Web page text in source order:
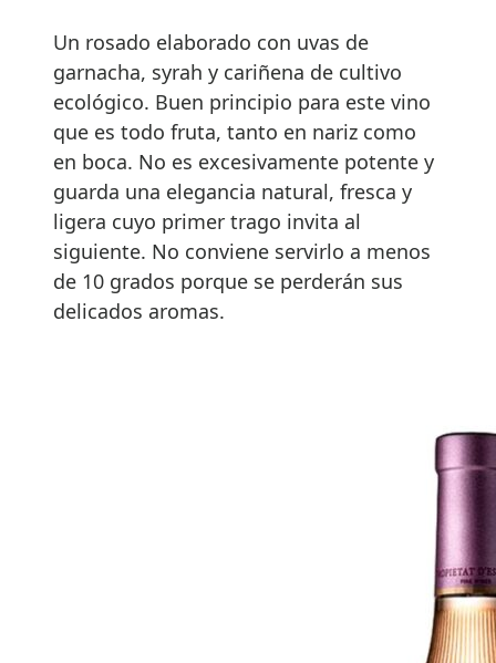
Un rosado elaborado con uvas de
garnacha, syrah y cariñena de cultivo
ecológico. Buen principio para este vino
que es todo fruta, tanto en nariz como
en boca. No es excesivamente potente y
guarda una elegancia natural, fresca y
ligera cuyo primer trago invita al
siguiente. No conviene servirlo a menos
de 10 grados porque se perderán sus
delicados aromas.